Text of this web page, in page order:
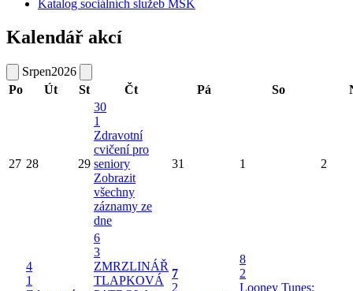
Katalog sociálních služeb MSK
Kalendář akcí
Srpen2026
Po
Út St Čt Pá So
27 28 29
30
1
Zdravotní
cvičení pro
seniory
Zobrazit
všechny
záznamy ze
dne
31 1 2
4
1
6
3
ZMRZLINÁŘ
TLAPKOVÁ
7
2
8
2
Looney Tunes: